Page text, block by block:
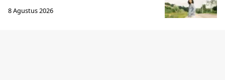
8 Agustus 2026